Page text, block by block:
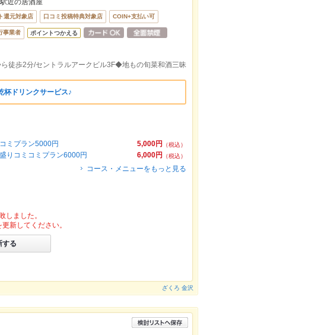
近の居酒屋
還元対象店 口コミ投稿特典対象店 COIN+支払い可
事業者 ポイントつかえる
徒歩2分/セントラルアークビル3F◆地もの旬菜和酒三昧
杯ドリンクサービス♪
5,000円
（税込）
ミプラン5000円
6,000円
（税込）
りコミコミプラン6000円
コース・メニューをもっと見る
しました。
新してください。
する
ざくろ 金沢